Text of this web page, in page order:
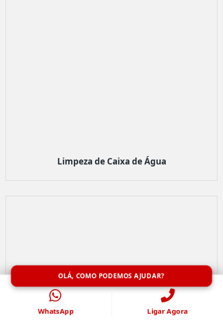
Limpeza de Caixa de Água
OLÁ, COMO PODEMOS AJUDAR?
WhatsApp Ligar Agora